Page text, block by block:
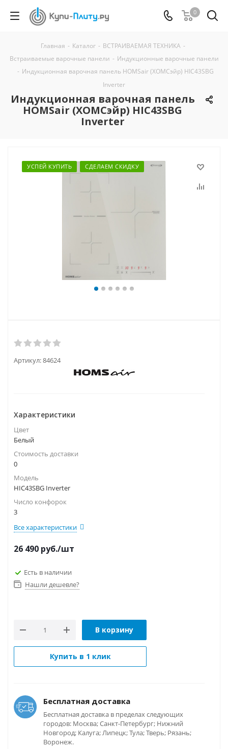
0
Главная - Каталог - ВСТРАИВАЕМАЯ ТЕХНИКА -
Встраиваемые варочные панели - Индукционные варочные панели
- Индукционная варочная панель HOMSair (ХОМСэйр) HIC43SBG
Inverter
Индукционная варочная панель
HOMSair (ХОМСэйр) HIC43SBG
Inverter
УСПЕЙ КУПИТЬ СДЕЛАЕМ СКИДКУ
Артикул:84624
Характеристики
Цвет
Белый
Стоимость доставки
0
Модель
HIC43SBG Inverter
Число конфорок
3
Все характеристики
26 490 руб./шт
Есть в наличии
Нашли дешевле?
В корзину
Купить в 1 клик
Бесплатная доставка
Бесплатная доставка в пределах следующих
городов: Москва; Санкт-Петербург; Нижний
Новгород; Калуга; Липецк; Тула; Тверь; Рязань;
Воронеж.